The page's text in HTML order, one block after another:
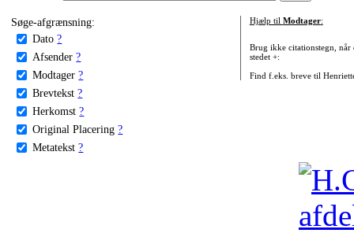
Søge-afgrænsning:
Dato ?
Afsender ?
Modtager ?
Brevtekst ?
Herkomst ?
Original Placering ?
Metatekst ?
Hjælp til Modtager:
Brug ikke citationstegn, når
stedet +:
Find f.eks. breve til